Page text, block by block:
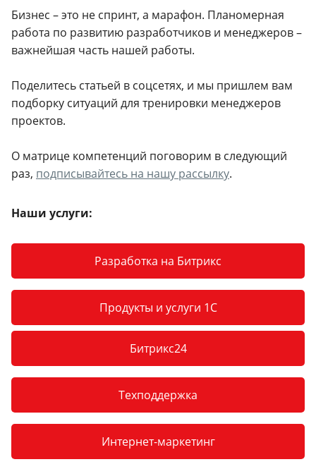
Бизнес – это не спринт, а марафон. Планомерная
работа по развитию разработчиков и менеджеров –
важнейшая часть нашей работы.
Поделитесь статьей в соцсетях, и мы пришлем вам
подборку ситуаций для тренировки менеджеров
проектов.
О матрице компетенций поговорим в следующий
раз, подписывайтесь на нашу рассылку.
Наши услуги:
Разработка на Битрикс
Продукты и услуги 1С
Битрикс24
Техподдержка
Интернет-маркетинг